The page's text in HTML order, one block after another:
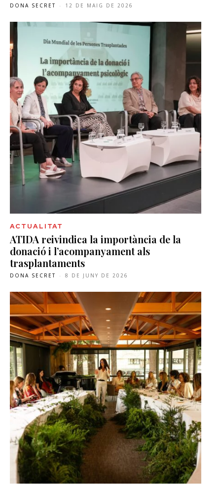
DONA SECRET - 12 DE MAIG DE 2026
ACTUALITAT
ATIDA reivindica la importància de la
donació i l’acompanyament als
trasplantaments
DONA SECRET - 8 DE JUNY DE 2026